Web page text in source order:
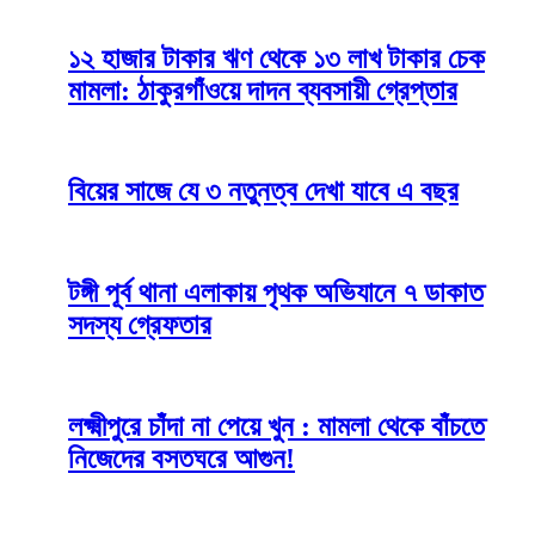
১২ হাজার টাকার ঋণ থেকে ১৩ লাখ টাকার চেক
মামলা: ঠাকুরগাঁওয়ে দাদন ব্যবসায়ী গ্রেপ্তার
বিয়ের সাজে যে ৩ নতুনত্ব দেখা যাবে এ বছর
টঙ্গী পূর্ব থানা এলাকায় পৃথক অভিযানে ৭ ডাকাত
সদস্য গ্রেফতার
লক্ষ্মীপুরে চাঁদা না পেয়ে খুন : মামলা থেকে বাঁচতে
নিজেদের বসতঘরে আগুন!